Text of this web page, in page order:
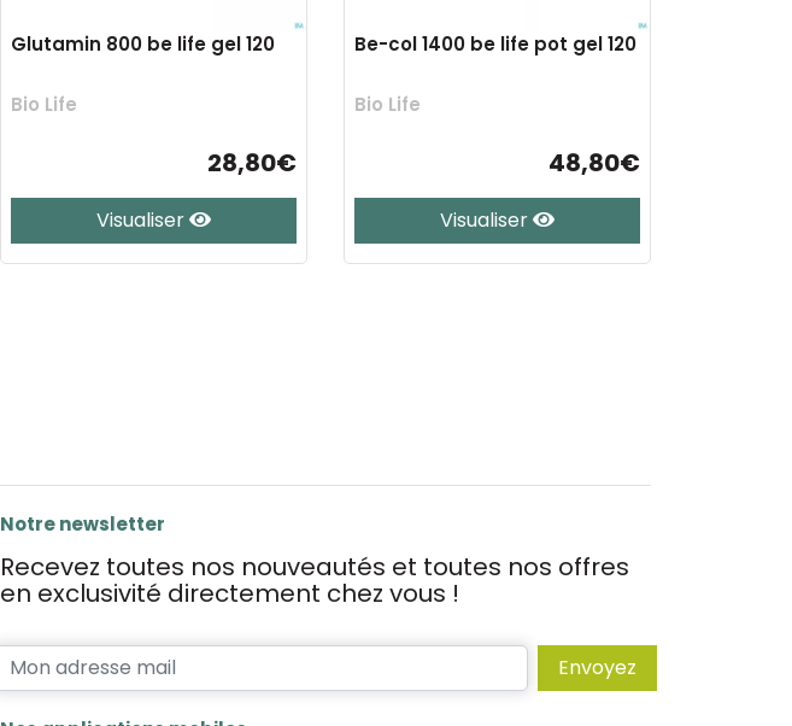
Glutamin 800 be life gel 120
Bio Life
28,80€
Visualiser
Be-col 1400 be life pot gel 120
Bio Life
48,80€
Visualiser
Notre newsletter
Recevez toutes nos nouveautés et toutes nos offres
en exclusivité directement chez vous !
Envoyez